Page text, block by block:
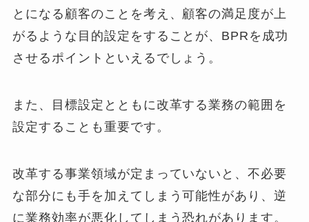
とになる顧客のことを考え、顧客の満足度が上
がるような目的設定をすることが、BPRを成功
させるポイントといえるでしょう。
また、目標設定とともに改革する業務の範囲を
設定することも重要です。
改革する事業領域が定まっていないと、不必要
な部分にも手を加えてしまう可能性があり、逆
に業務効率が悪化してしまう恐れがあります。